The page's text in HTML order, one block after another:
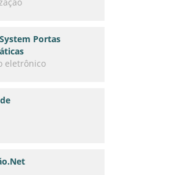
Portas
eletrônico